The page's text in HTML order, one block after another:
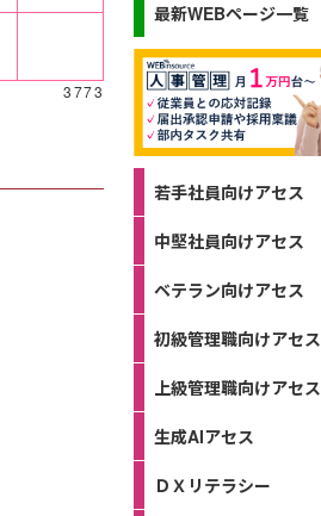
3773
最新WEBページ一覧
若手社員向けアセス
中堅社員向けアセス
ベテラン向けアセス
初級管理職向けアセス
上級管理職向けアセス
生成AIアセス
ＤＸリテラシー